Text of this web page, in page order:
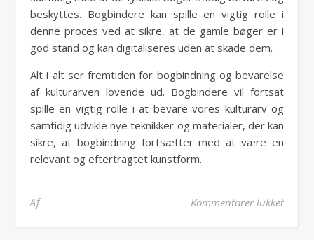
beskyttes. Bogbindere kan spille en vigtig rolle i
denne proces ved at sikre, at de gamle bøger er i
god stand og kan digitaliseres uden at skade dem.
Alt i alt ser fremtiden for bogbindning og bevarelse
af kulturarven lovende ud. Bogbindere vil fortsat
spille en vigtig rolle i at bevare vores kulturarv og
samtidig udvikle nye teknikker og materialer, der kan
sikre, at bogbindning fortsætter med at være en
relevant og eftertragtet kunstform.
Af Kommentarer lukkettil